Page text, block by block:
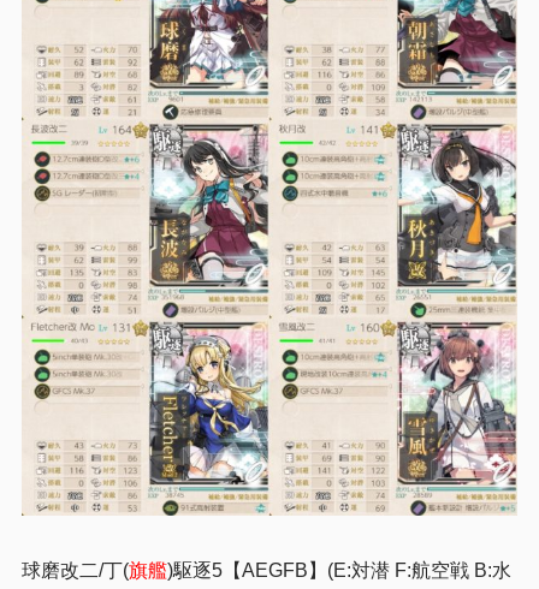
球磨改二/丁(旗艦)駆逐5【AEGFB】(E:対潜 F:航空戦 B:水